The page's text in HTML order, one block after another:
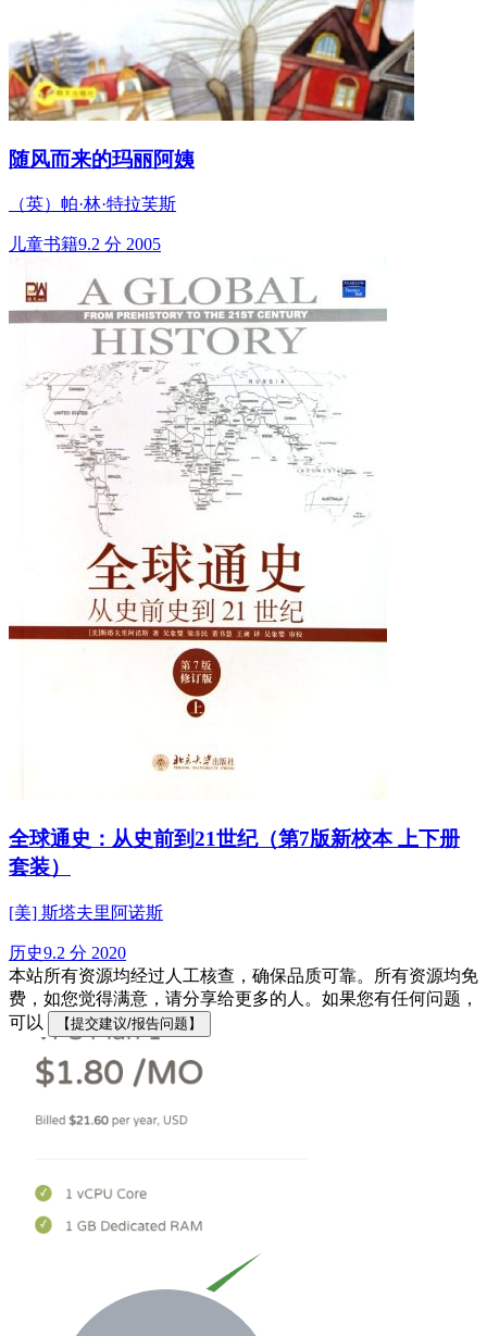
随风而来的玛丽阿姨
（英）帕·林·特拉芙斯
儿童书籍9.2 分 2005
全球通史：从史前到21世纪（第7版新校本 上下册
套装）
[美] 斯塔夫里阿诺斯
历史9.2 分 2020
本站所有资源均经过人工核查，确保品质可靠。所有资源均免
费，如您觉得满意，请分享给更多的人。如果您有任何问题，
可以
【提交建议/报告问题】